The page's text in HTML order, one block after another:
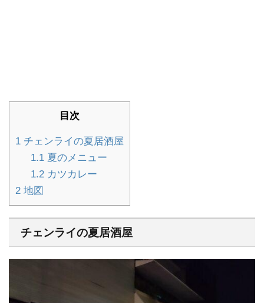
目次
1 チェンライの夏居酒屋
1.1夏のメニュー
1.2カツカレー
2 地図
チェンライの夏居酒屋